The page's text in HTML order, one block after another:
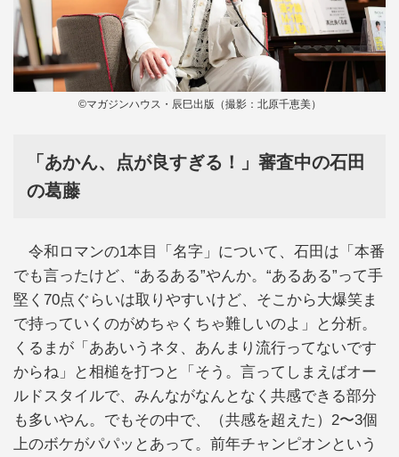
©マガジンハウス・辰巳出版（撮影：北原千恵美）
「あかん、点が良すぎる！」審査中の石田
の葛藤
令和ロマンの1本目「名字」について、石田は「本番
でも言ったけど、“あるある”やんか。“あるある”って手
堅く70点ぐらいは取りやすいけど、そこから大爆笑ま
で持っていくのがめちゃくちゃ難しいのよ」と分析。
くるまが「ああいうネタ、あんまり流行ってないです
からね」と相槌を打つと「そう。言ってしまえばオー
ルドスタイルで、みんながなんとなく共感できる部分
も多いやん。でもその中で、（共感を超えた）2〜3個
上のボケがパパッとあって。前年チャンピオンという